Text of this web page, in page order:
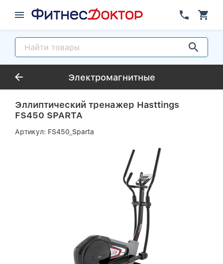
Электромагнитные
Эллиптический тренажер Hasttings
FS450 SPARTA
Артикул: FS450_Sparta